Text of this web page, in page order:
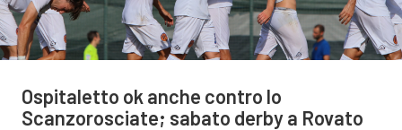
Ospitaletto ok anche contro lo
Scanzorosciate; sabato derby a Rovato